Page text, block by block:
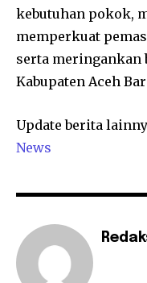
kebutuhan pokok,
memperkuat
serta meringankan
Kabupaten Aceh
Update berita
News